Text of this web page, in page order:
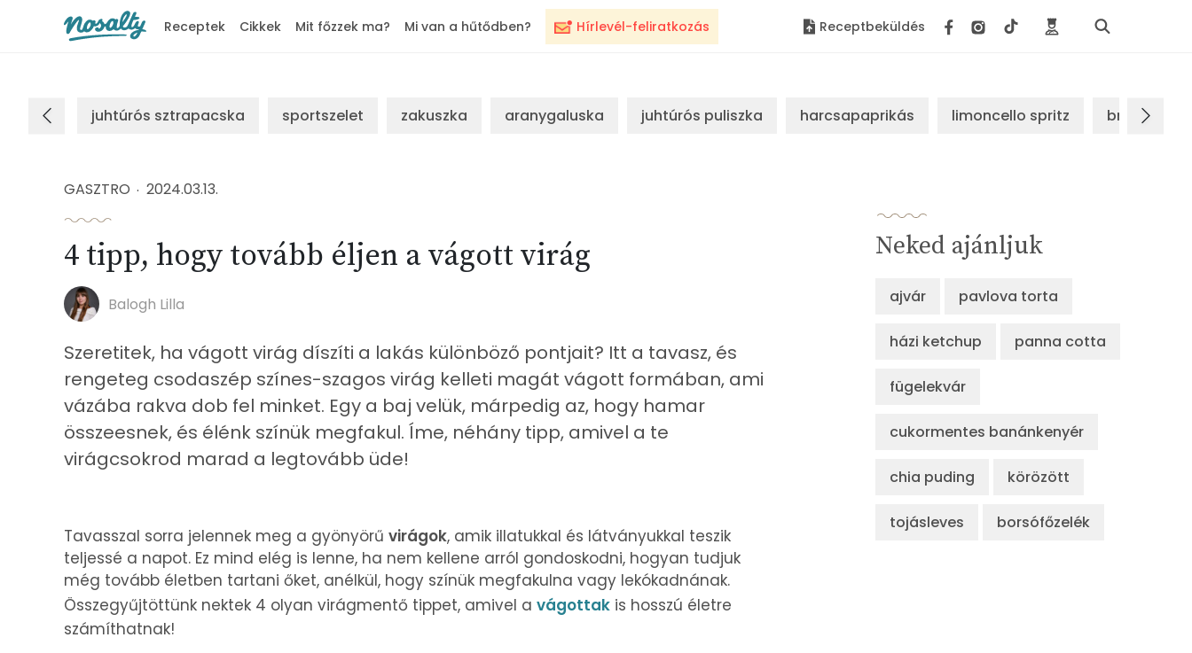
Hírlevél-feliratkozás
Receptek Cikkek Mit főzzek ma? Mi van a hűtődben? Receptbeküldés
juhtúrós sztrapacska sportszelet zakuszka aranygaluska juhtúrós puliszka harcsapaprikás limoncello spritz brassói
GASZTRO 2024.03.13.
4 tipp, hogy tovább éljen a vágott virág
Balogh Lilla
Szeretitek, ha vágott virág díszíti a lakás különböző pontjait? Itt a tavasz, és
rengeteg csodaszép színes-szagos virág kelleti magát vágott formában, ami
vázába rakva dob fel minket. Egy a baj velük, márpedig az, hogy hamar
összeesnek, és élénk színük megfakul. Íme, néhány tipp, amivel a te
virágcsokrod marad a legtovább üde!
Tavasszal sorra jelennek meg a gyönyörű virágok, amik illatukkal és látványukkal teszik
teljessé a napot. Ez mind elég is lenne, ha nem kellene arról gondoskodni, hogyan tudjuk
még tovább életben tartani őket, anélkül, hogy színük megfakulna vagy lekókadnának.
Összegyűjtöttünk nektek 4 olyan virágmentő tippet, amivel a vágottak is hosszú életre
számíthatnak!
Neked ajánljuk
ajvár pavlova torta
házi ketchup panna cotta
fügelekvár
cukormentes banánkenyér
chia puding körözött
tojásleves borsófőzelék